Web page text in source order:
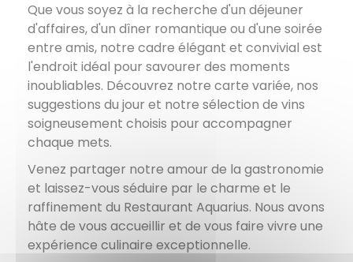
Que vous soyez à la recherche d'un déjeuner
d'affaires, d'un dîner romantique ou d'une soirée
entre amis, notre cadre élégant et convivial est
l'endroit idéal pour savourer des moments
inoubliables. Découvrez notre carte variée, nos
suggestions du jour et notre sélection de vins
soigneusement choisis pour accompagner
chaque mets.
Venez partager notre amour de la gastronomie
et laissez-vous séduire par le charme et le
raffinement du Restaurant Aquarius. Nous avons
hâte de vous accueillir et de vous faire vivre une
expérience culinaire exceptionnelle.